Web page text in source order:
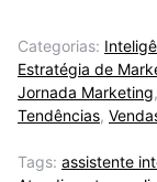
Categorias:
Estratégia de
Jornada Marketing,
Tendências,
Tags: assistente